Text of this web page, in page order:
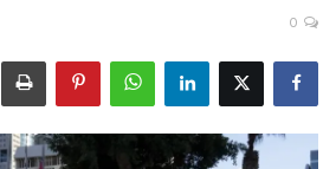
السعودية
اقتصاد
علوم وتكنولوجيا
0